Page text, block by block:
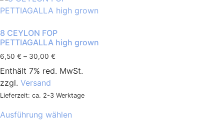
8 CEYLON FOP
PETTIAGALLA high grown
6,50 € – 30,00 €
Enthält 7% red. MwSt.
zzgl. Versand
Lieferzeit: ca. 2-3 Werktage
Ausführung wählen